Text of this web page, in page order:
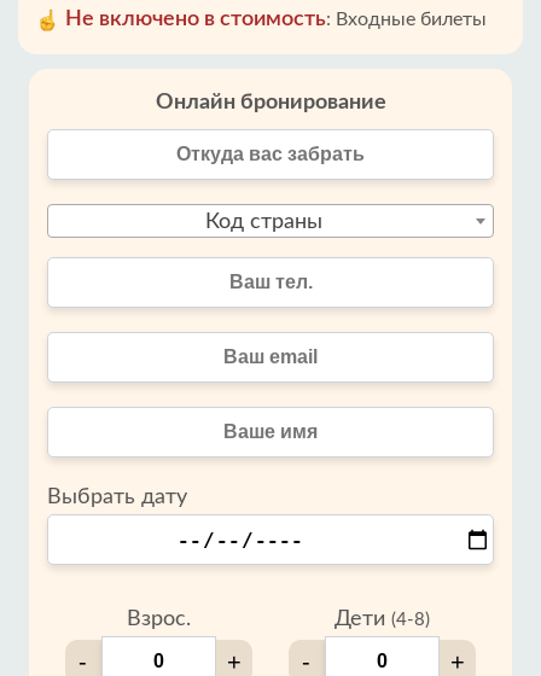
Не включено в стоимость: Входные билеты
Онлайн бронирование
Код страны
Выбрать дату
Взрос.
- +
Дети (4-8)
- +